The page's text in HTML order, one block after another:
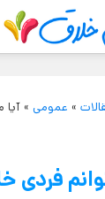
» عمومی »
فردی